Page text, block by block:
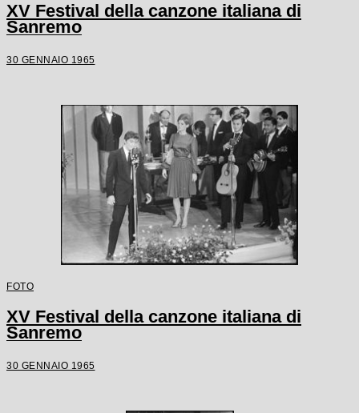
XV Festival della canzone italiana di
Sanremo
30 GENNAIO 1965
FOTO
XV Festival della canzone italiana di
Sanremo
30 GENNAIO 1965